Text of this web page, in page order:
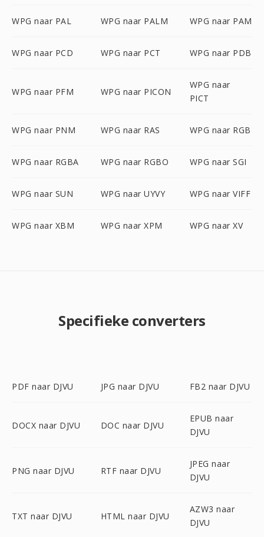
WPG naar PAL WPG naar PALM WPG naar PAM
WPG naar PCD WPG naar PCT WPG naar PDB
WPG naar PFM WPG naar PICON
WPG naar
PICT
WPG naar PNM WPG naar RAS WPG naar RGB
WPG naar RGBA WPG naar RGBO WPG naar SGI
WPG naar SUN WPG naar UYVY WPG naar VIFF
WPG naar XBM WPG naar XPM WPG naar XV
Specifieke converters
PDF naar DJVU JPG naar DJVU FB2 naar DJVU
DOCX naar DJVU DOC naar DJVU
EPUB naar
DJVU
PNG naar DJVU RTF naar DJVU
JPEG naar
DJVU
TXT naar DJVU HTML naar DJVU
AZW3 naar
DJVU